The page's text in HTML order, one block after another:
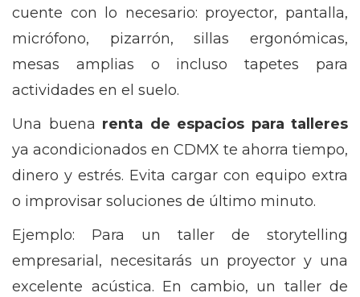
cuente con lo necesario: proyector, pantalla,
micrófono, pizarrón, sillas ergonómicas,
mesas amplias o incluso tapetes para
actividades en el suelo.
Una buena renta de espacios para talleres
ya acondicionados en CDMX te ahorra tiempo,
dinero y estrés. Evita cargar con equipo extra
o improvisar soluciones de último minuto.
Ejemplo: Para un taller de storytelling
empresarial, necesitarás un proyector y una
excelente acústica. En cambio, un taller de